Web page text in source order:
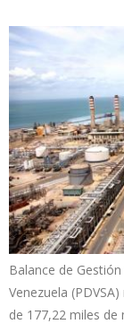
Balance de
Venezuela
de 177,22 miles de